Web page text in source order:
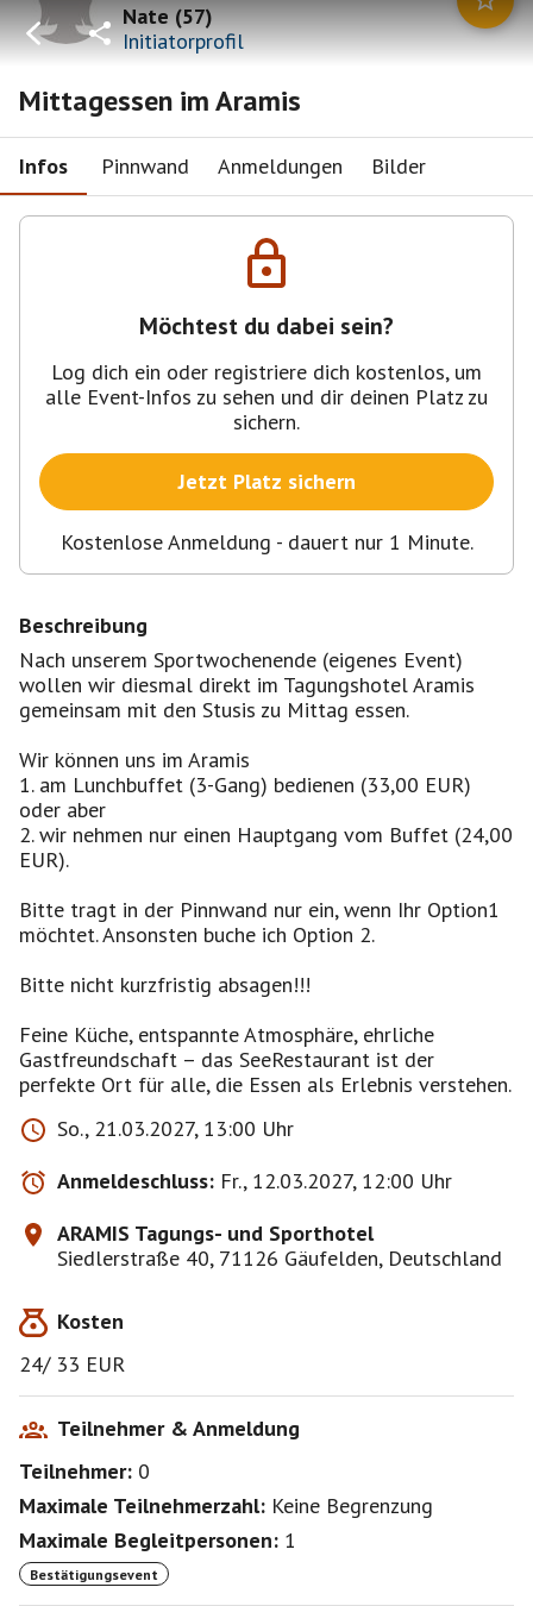
Nate(57)
Initiatorprofil
Mittagessen im Aramis
Infos Pinnwand Anmeldungen Bilder
Möchtest du dabei sein?
Log dich ein oder registriere dich kostenlos, um
alle Event-Infos zu sehen und dir deinen Platz zu
sichern.
Jetzt Platz sichern
Kostenlose Anmeldung - dauert nur 1 Minute.
Beschreibung
Nach unserem Sportwochenende (eigenes Event)
wollen wir diesmal direkt im Tagungshotel Aramis
gemeinsam mit den Stusis zu Mittag essen.
Wir können uns im Aramis
1. am Lunchbuffet (3-Gang) bedienen (33,00 EUR)
oder aber
2. wir nehmen nur einen Hauptgang vom Buffet (24,00
EUR).
Bitte tragt in der Pinnwand nur ein, wenn Ihr Option1
möchtet. Ansonsten buche ich Option 2.
Bitte nicht kurzfristig absagen!!!
Feine Küche, entspannte Atmosphäre, ehrliche
Gastfreundschaft – das SeeRestaurant ist der
perfekte Ort für alle, die Essen als Erlebnis verstehen.
So., 21.03.2027, 13:00 Uhr
Anmeldeschluss: Fr., 12.03.2027, 12:00 Uhr
ARAMIS Tagungs- und Sporthotel
Siedlerstraße 40, 71126 Gäufelden, Deutschland
Kosten
24/ 33 EUR
Teilnehmer & Anmeldung
Teilnehmer: 0
Maximale Teilnehmerzahl: Keine Begrenzung
Maximale Begleitpersonen: 1
Bestätigungsevent